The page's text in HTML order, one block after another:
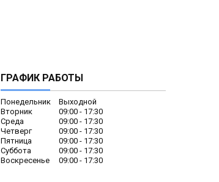
ГРАФИК РАБОТЫ
Понедельник
Выходной
Вторник
09:00
17:30
Среда
09:00
17:30
Четверг
09:00
17:30
Пятница
09:00
17:30
Суббота
09:00
17:30
Воскресенье
09:00 17:30